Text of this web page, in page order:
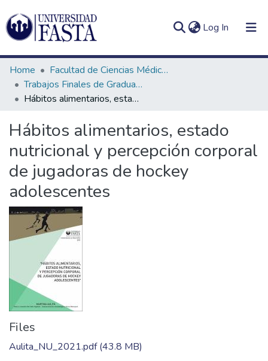
Log In (current)
Communities
&
Collections
All of DSpace
Statistics
In(current)
Home
Facultad de Ciencias Médicas
Trabajos Finales de Graduación de Licenciatura en Nutrición
Hábitos alimentarios, estado nutricional y percepción corporal de jugadoras de hockey adolescentes
Hábitos alimentarios, estado
nutricional y percepción corporal
de jugadoras de hockey
adolescentes
Files
Aulita_NU_2021.pdf(43.8 MB)